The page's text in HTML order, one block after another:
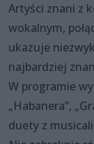
Artyści znani z
wokalnym,
ukazuje
najbardziej
W programie
„Habanera”,
duety z musicali